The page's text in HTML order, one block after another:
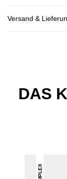
Versand &
DAS
SIMPLEX